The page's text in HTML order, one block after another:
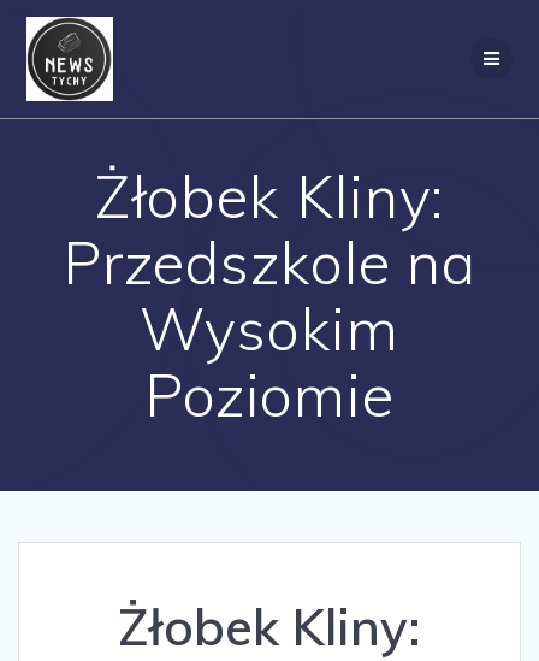
Żłobek Kliny:
Przedszkole na
Wysokim
Poziomie
Żłobek Kliny: